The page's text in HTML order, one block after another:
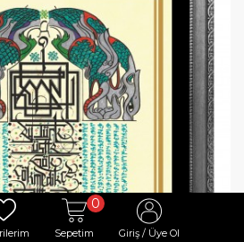
0
Sepetim Giriş / Üye Ol